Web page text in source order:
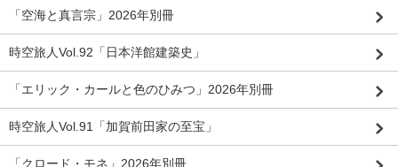
「空海と真言宗」2026年別冊
時空旅人Vol.92「日本洋館建築史」
「エリック・カールと色のひみつ」2026年別冊
時空旅人Vol.91「加賀前田家の至宝」
「クロード・モネ」2026年別冊